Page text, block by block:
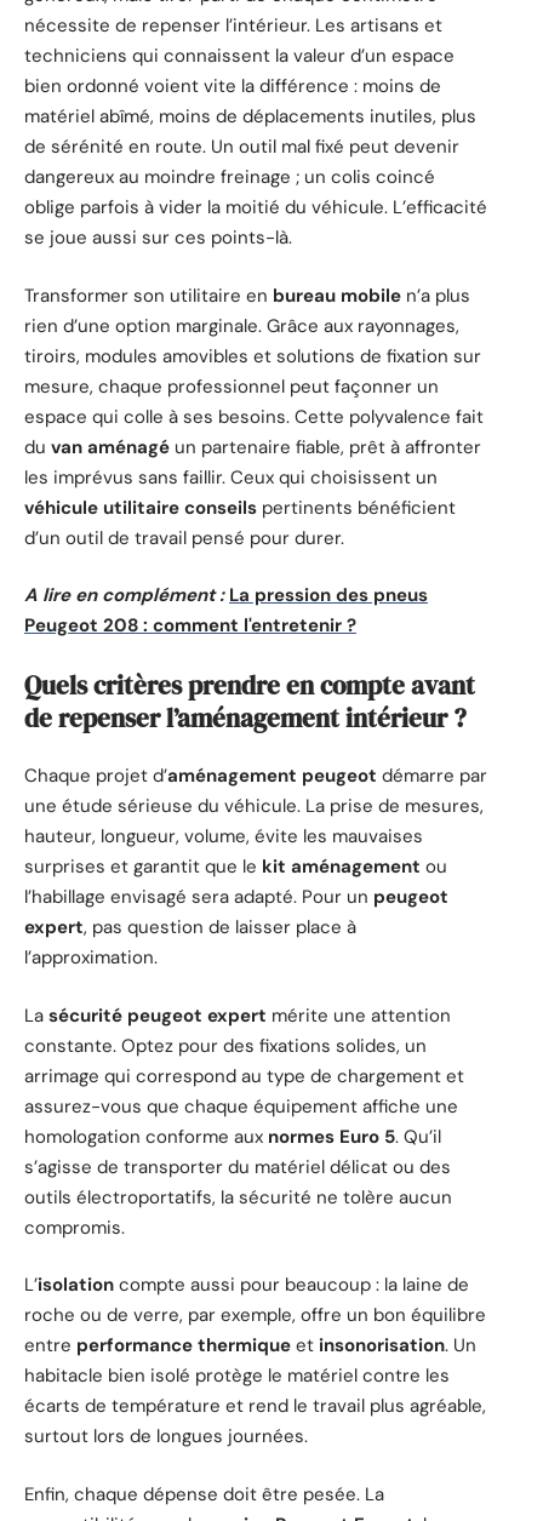
nécessite de repenser l’intérieur. Les artisans et
techniciens qui connaissent la valeur d’un espace
bien ordonné voient vite la différence : moins de
matériel abîmé, moins de déplacements inutiles, plus
de sérénité en route. Un outil mal fixé peut devenir
dangereux au moindre freinage ; un colis coincé
oblige parfois à vider la moitié du véhicule. L’efficacité
se joue aussi sur ces points-là.
Transformer son utilitaire en bureau mobile n’a plus
rien d’une option marginale. Grâce aux rayonnages,
tiroirs, modules amovibles et solutions de fixation sur
mesure, chaque professionnel peut façonner un
espace qui colle à ses besoins. Cette polyvalence fait
du van aménagé un partenaire fiable, prêt à affronter
les imprévus sans faillir. Ceux qui choisissent un
véhicule utilitaire conseils pertinents bénéficient
d’un outil de travail pensé pour durer.
A lire en complément : La pression des pneus
Peugeot 208 : comment l'entretenir ?
Quels critères prendre en compte avant
de repenser l’aménagement intérieur ?
Chaque projet d’aménagement peugeot démarre par
une étude sérieuse du véhicule. La prise de mesures,
hauteur, longueur, volume, évite les mauvaises
surprises et garantit que le kit aménagement ou
l’habillage envisagé sera adapté. Pour un peugeot
expert, pas question de laisser place à
l’approximation.
La sécurité peugeot expert mérite une attention
constante. Optez pour des fixations solides, un
arrimage qui correspond au type de chargement et
assurez-vous que chaque équipement affiche une
homologation conforme aux normes Euro 5. Qu’il
s’agisse de transporter du matériel délicat ou des
outils électroportatifs, la sécurité ne tolère aucun
compromis.
L’isolation compte aussi pour beaucoup : la laine de
roche ou de verre, par exemple, offre un bon équilibre
entre performance thermique et insonorisation. Un
habitacle bien isolé protège le matériel contre les
écarts de température et rend le travail plus agréable,
surtout lors de longues journées.
Enfin, chaque dépense doit être pesée. La